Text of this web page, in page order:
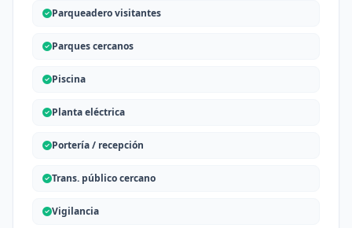
Parqueadero visitantes
Parques cercanos
Piscina
Planta eléctrica
Portería / recepción
Trans. público cercano
Vigilancia